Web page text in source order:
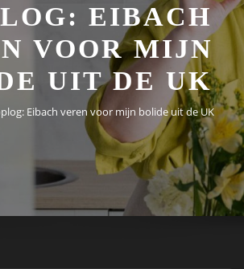
EIBACH
VOOR MIJN
UIT DE UK
Eibach veren voor mijn bolide uit de UK